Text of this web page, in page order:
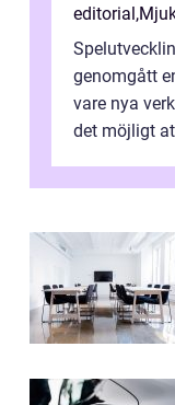
editorial,
genomgått
vare nya
det möjligt